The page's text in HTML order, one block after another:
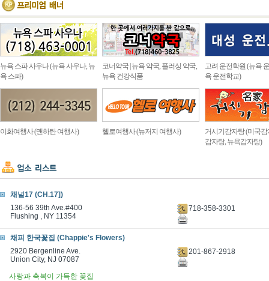
뉴욕 스파 사우나 (뉴욕 사우나, 뉴
욕 스파)
코너약국 | 뉴욕 약국, 플러싱 약국,
뉴욕 건강식품
고려 운전학원 (뉴욕
욕 운전학교)
이화여행사 (맨하탄 여행사) 헬로여행사 (뉴저지 여행사)
거시기감자탕 (미국감
감자탕, 뉴욕감자탕)
채널17 (CH.17])
136-56 39th Ave.#400
Flushing , NY 11354
718-358-3301
채피 한국꽃집 (Chappie's Flowers)
2920 Bergenline Ave.
Union City, NJ 07087
201-867-2918
사랑과 축복이 가득한 꽃집